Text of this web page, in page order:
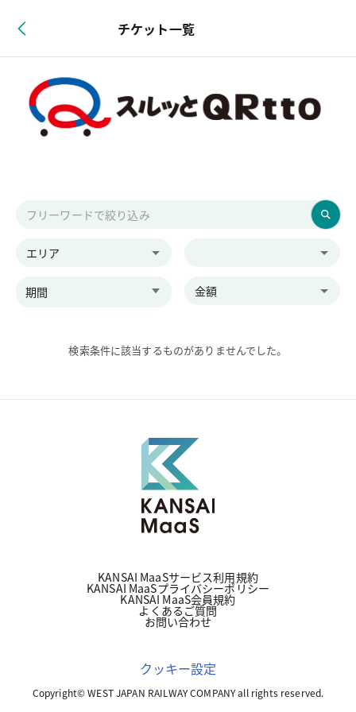
チケット一覧
エリア
期間 金額
検索条件に該当するものがありませんでした。
KANSAI MaaSサービス利用規約
KANSAI MaaSプライバシーポリシー
KANSAI MaaS会員規約
よくあるご質問
お問い合わせ
クッキー設定
Copyright© WEST JAPAN RAILWAY COMPANY all rights reserved.